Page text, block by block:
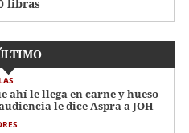
libras
ahí le llega en carne y hueso
le dice Aspra a JOH